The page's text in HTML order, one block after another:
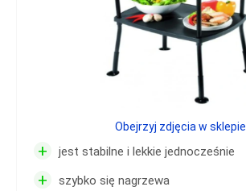
+ jest stabilne i lekkie jednocześnie
+ szybko się nagrzewa
Obejrzyj zdjęcia w sklepie